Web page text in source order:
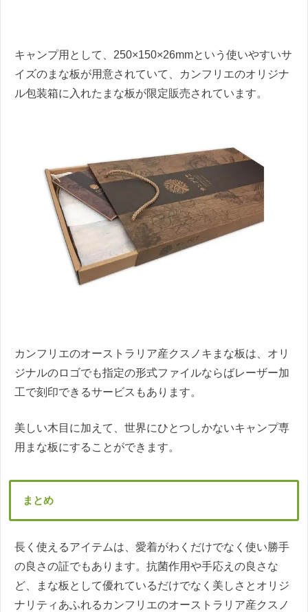
キャンプ用として、250×150×26mmという使いやすいサ
イズのまな板が用意されていて、カンフリエのオリジナ
ル包装箱に入れたまな板が限定販売されています。
カンフリエのオーストラリア産クスノキまな板は、オリ
ジナルのロゴでも指定の形式ファイルならばレーザー加
工で刻印できるサービスもあります。
美しい木目に加えて、世界にひとつしかないキャンプ専
用まな板にすることができます。
まとめ
長く使えるアイテムは、愛着がわくだけでなく使い勝手
の良さの証でもあります。抗菌作用や手応えの良さな
ど、まな板として優れているだけでなく美しさとオリジ
ナリティあふれるカンフリエのオーストラリア産クスノ